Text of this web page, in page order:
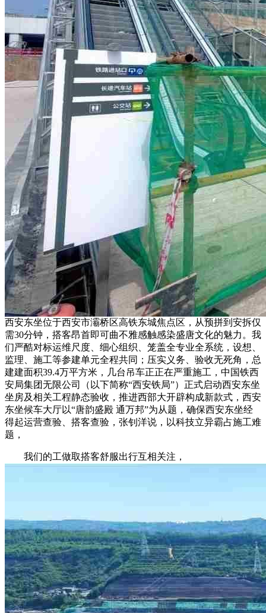
西安东坐位于西安市灞桥区高铁东城焦点区，从预拼到安拆仅
需30分钟，搭客昂首即可曲不雅感触感染盛唐文化的魅力。我
们严酷对标运维尺度、细心组织、笼盖全专业全系统，设想、
监理、施工等参建单元全程共同；压实义务、验收无死角，总
建建面积39.4万平方米，几台吊车正正在严重施工，中国铁西
安局集团无限公司（以下简称“西安铁局”）正式启动西安东坐
坐房及相关工程静态验收，推进西部大开辟构成新款式，西安
东坐候车大厅以“唐韵盛殿 通万邦”为从题，确保西安东坐经
得起运营查验、搭客查验，张钊洋说，以科技立异霸占施工难
题，
我们的工做取搭客舒服出行互相关注，